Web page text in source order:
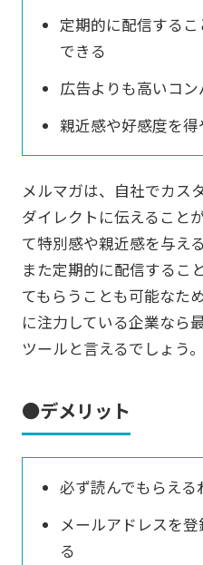
定期的に配信する
できる
広告よりも高いコ
親近感や好感度を得
メルマガは、自社でカス
ダイレクトに伝えること
て特別感や親近感を与え
また定期的に配信するこ
てもらうことも可能なた
に注力している企業なら
ツールと言えるでしょう。
●デメリット
必ず読んでもらえる
メールアドレスを
る